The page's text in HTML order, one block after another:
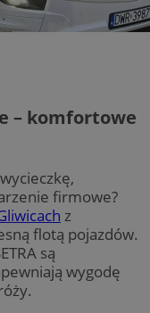
– komfortowe
firmowe?
z
flotą pojazdów.
są
wygodę